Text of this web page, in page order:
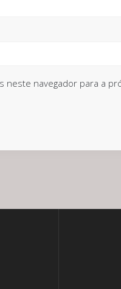
neste navegador para a